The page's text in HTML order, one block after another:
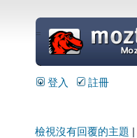
=
登入 註冊
檢視沒有回覆的主題